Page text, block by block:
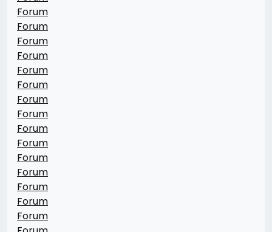
Forum
Forum
Forum
Forum
Forum
Forum
Forum
Forum
Forum
Forum
Forum
Forum
Forum
Forum
Forum